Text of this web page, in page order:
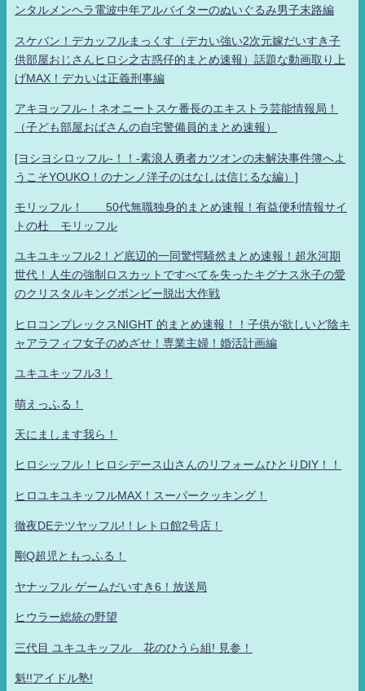
ンタルメンヘラ電波中年アルバイターのぬいぐるみ男子末路編
スケバン！デカッフルまっくす（デカい強い2次元嫁だいすき子
供部屋おじさんヒロシ之古惑仔的まとめ速報）話題な動画取り上
げMAX！デカいは正義刑事編
アキヨッフル-！ネオニートスケ番長のエキストラ芸能情報局！
（子ども部屋おばさんの自宅警備員的まとめ速報）
[ヨシヨシロッフル-！！-素浪人勇者カツオンの未解決事件簿へよ
うこそYOUKO！のナンノ洋子のはなしは信じるな編）]
モリッフル！ 50代無職独身的まとめ速報！有益便利情報サイ
トの杜 モリッフル
ユキユキッフル2！ど底辺的一同驚愕騒然まとめ速報！超氷河期
世代！人生の強制ロスカットですべてを失ったキグナス氷子の愛
のクリスタルキングボンビー脱出大作戦
ヒロコンプレックスNIGHT 的まとめ速報！！子供が欲しいど陰キ
ャアラフィフ女子のめざせ！専業主婦！婚活計画編
ユキユキッフル3！
萌えっふる！
天にまします我ら！
ヒロシッフル！ヒロシデース山さんのリフォームひとりDIY！！
ヒロユキユキッフルMAX！スーパークッキング！
徹夜DEテツヤッフル!！レトロ館2号店！
剛Q超児ともっふる！
ヤナッフル ゲームだいすき6！放送局
ヒウラー総統の野望
三代目 ユキユキッフル 花のひうら組! 見参！
魁!!アイドル塾!